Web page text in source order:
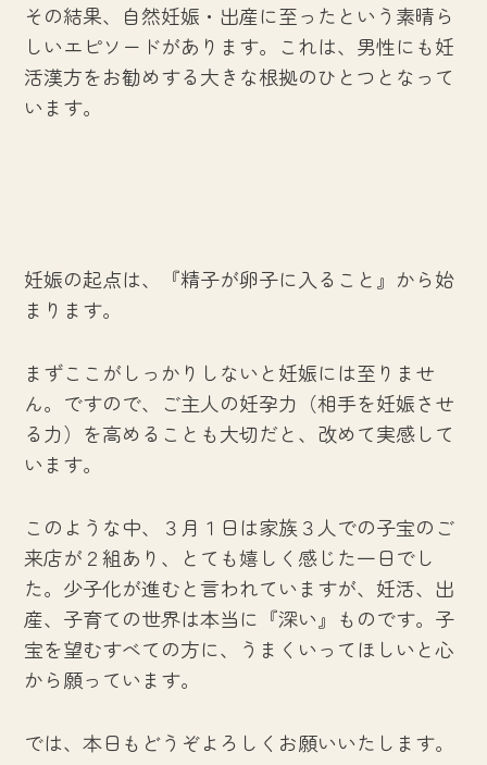
その結果、自然妊娠・出産に至ったという素晴ら
しいエピソードがあります。これは、男性にも妊
活漢方をお勧めする大きな根拠のひとつとなって
います。
妊娠の起点は、『精子が卵子に入ること』から始
まります。
まずここがしっかりしないと妊娠には至りませ
ん。ですので、ご主人の妊孕力（相手を妊娠させ
る力）を高めることも大切だと、改めて実感して
います。
このような中、３月１日は家族３人での子宝のご
来店が２組あり、とても嬉しく感じた一日でし
た。少子化が進むと言われていますが、妊活、出
産、子育ての世界は本当に『深い』ものです。子
宝を望むすべての方に、うまくいってほしいと心
から願っています。
では、本日もどうぞよろしくお願いいたします。